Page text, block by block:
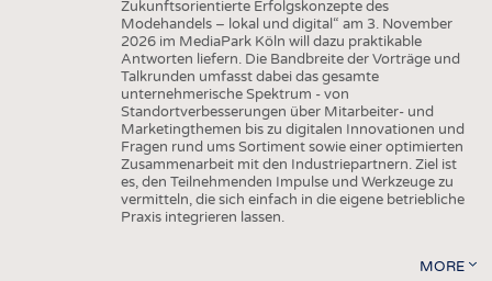
PUBLIKATIONENZukunftsorientierte Erfolgskonzepte des
Modehandels – lokal und digital“ am 3. November
2026 im MediaPark Köln will dazu praktikable
Antworten liefern. Die Bandbreite der Vorträge und
Talkrunden umfasst dabei das gesamte
unternehmerische Spektrum - von
Standortverbesserungen über Mitarbeiter- und
Marketingthemen bis zu digitalen Innovationen und
Fragen rund ums Sortiment sowie einer optimierten
Zusammenarbeit mit den Industriepartnern. Ziel ist
es, den Teilnehmenden Impulse und Werkzeuge zu
vermitteln, die sich einfach in die eigene betriebliche
Praxis integrieren lassen.
MORE